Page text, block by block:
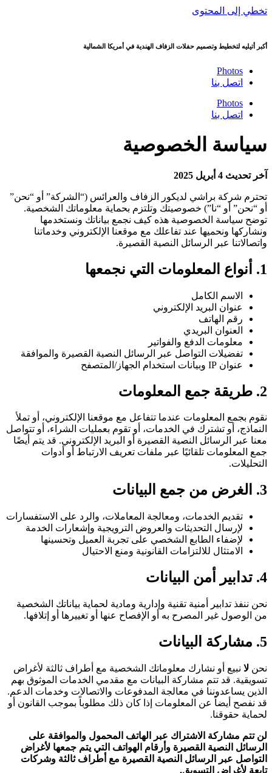
تخطي إلى المحتوى
أكبر أتيليه لتخطيط وتصميم حفلات الزفاف الهندية في أمريكا الشمالية
Photos
اتصل بنا
Photos
اتصل بنا
سياسة الخصوصية
آخر تحديث 4 أبريل 2025
تحترم شركة براشي لديكور الزفاف والعرائس (“الشركة” أو “نحن”
أو “نحن” أو “نا”) خصوصيتك وتلتزم بحماية معلوماتك الشخصية.
توضح سياسة الخصوصية هذه كيف نجمع بياناتك ونستخدمها
ونشاركها ونحميها عند تفاعلك مع موقعنا الإلكتروني وخدماتنا
واتصالاتنا عبر الرسائل النصية القصيرة.
1. أنواع المعلومات التي نجمعها
الاسم الكامل
عنوان البريد الإلكتروني
رقم الهاتف
العنوان البريدي
معلومات الدفع والفواتير
تفضيلات التواصل عبر الرسائل النصية القصيرة والموافقة
عنوان IP وبيانات استخدام الجهاز/المتصفح
2. طريقة جمع المعلومات
نقوم بجمع المعلومات عندما تتفاعل مع موقعنا الإلكتروني، أو تملأ
النماذج، أو تشترك في الخدمات، أو تقوم بعمليات الشراء، أو تتواصل
معنا عبر الرسائل النصية القصيرة أو البريد الإلكتروني. قد يتم أيضًا
جمع المعلومات تلقائيًا عبر ملفات تعريف الارتباط أو أدوات
التحليلات.
3. الغرض من جمع البيانات
تقديم الخدمات، ومعالجة المعاملات، والرد على الاستفسارات
لإرسال التحديثات والعروض الترويجية وإشعارات الخدمة
لإضفاء الطابع الشخصي على تجربة العميل وتحسينها
الامتثال للالتزامات القانونية ومنع الاحتيال
4. تدابير أمن البيانات
نحن ننفذ تدابير أمنية تقنية وإدارية ومادية لحماية بياناتك الشخصية
من الوصول غير المصرح به أو الإفصاح عنها أو تغييرها أو إتلافها.
5. مشاركة البيانات
نحن لا نبيع أو نشارك معلوماتك الشخصية مع أطراف ثالثة لأغراض
تسويقية. قد تتم مشاركة البيانات مع مقدمي الخدمات الموثوق بهم
الذين يساعدوننا في معالجة المدفوعات والاتصالات وخدمات الدعم.
قد نفصح أيضاً عن المعلومات إذا كان ذلك مطلوباً بموجب القانون أو
لحماية حقوقنا.
لن تتم مشاركة الاشتراك عبر الهاتف المحمول والموافقة على
الرسائل النصية القصيرة وأرقام الهواتف التي يتم جمعها لأغراض
التواصل عبر الرسائل النصية القصيرة مع أطراف ثالثة وشركات
تابعة لأغراض التسويق.